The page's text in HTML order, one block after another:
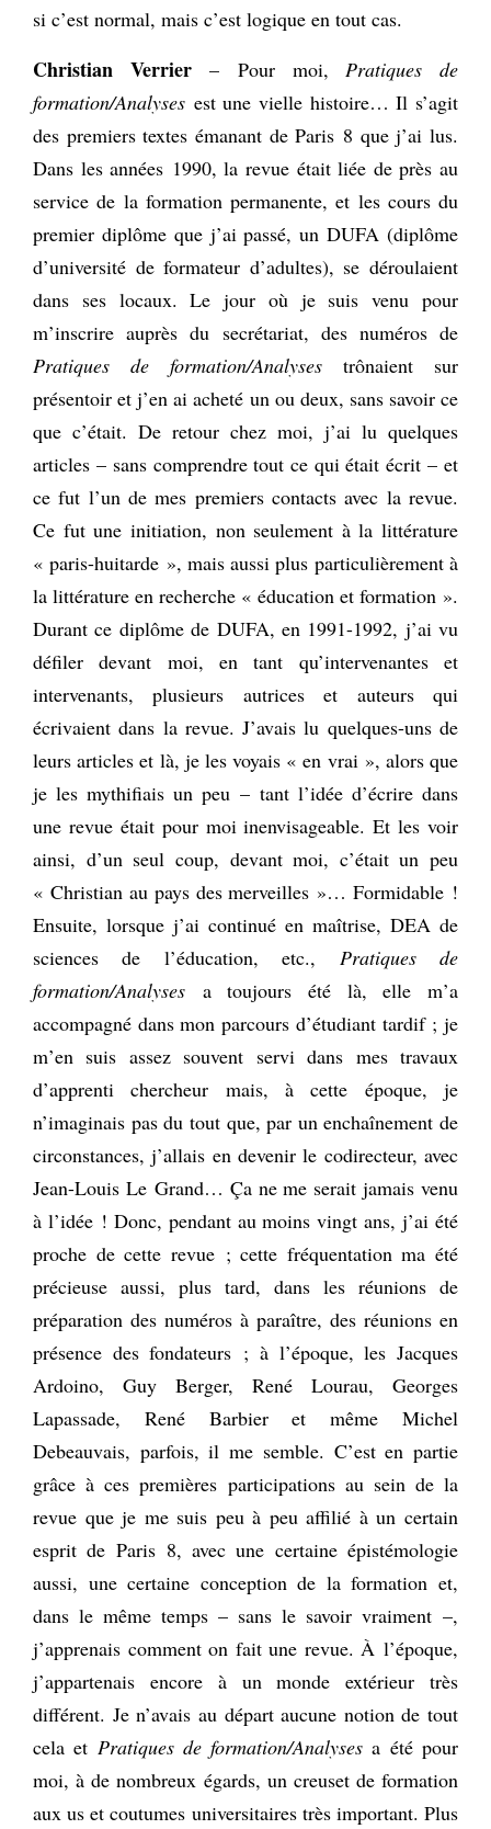
si c’est normal, mais c’est logique en tout cas.
Christian Verrier– Pour moi, Pratiques de
formation/Analyses est une vielle histoire… Il s’agit
des premiers textes émanant de Paris 8 que j’ai lus.
Dans les années 1990, la revue était liée de près au
service de la formation permanente, et les cours du
premier diplôme que j’ai passé, un DUFA (diplôme
d’université de formateur d’adultes), se déroulaient
dans ses locaux. Le jour où je suis venu pour
m’inscrire auprès du secrétariat, des numéros de
Pratiques de formation/Analysestrônaient sur
présentoir et j’en ai acheté un ou deux, sans savoir ce
que c’était. De retour chez moi, j’ai lu quelques
articles – sans comprendre tout ce qui était écrit – et
ce fut l’un de mes premiers contacts avec la revue.
Ce fut une initiation, non seulement à la littérature
« paris-huitarde », mais aussi plus particulièrement à
la littérature en recherche « éducation et formation ».
Durant ce diplôme de DUFA, en 1991-1992, j’ai vu
défiler devant moi, en tant qu’intervenantes et
intervenants, plusieurs autrices et auteurs qui
écrivaient dans la revue. J’avais lu quelques-uns de
leurs articles et là, je les voyais « en vrai », alors que
je les mythifiais un peu – tant l’idée d’écrire dans
une revue était pour moi inenvisageable. Et les voir
ainsi, d’un seul coup, devant moi, c’était un peu
« Christian au pays des merveilles »… Formidable !
Ensuite, lorsque j’ai continué en maîtrise, DEA de
sciences de l’éducation, etc., Pratiques de
formation/Analyses a toujours été là, elle m’a
accompagné dans mon parcours d’étudiant tardif ; je
m’en suis assez souvent servi dans mes travaux
d’apprenti chercheur mais, à cette époque, je
n’imaginais pas du tout que, par un enchaînement de
circonstances, j’allais en devenir le codirecteur, avec
Jean-Louis Le Grand… Ça ne me serait jamais venu
à l’idée ! Donc, pendant au moins vingt ans, j’ai été
proche de cette revue ; cette fréquentation ma été
précieuse aussi, plus tard, dans les réunions de
préparation des numéros à paraître, des réunions en
présence des fondateurs ; à l’époque, les Jacques
Ardoino, Guy Berger, René Lourau, Georges
Lapassade, René Barbier et même Michel
Debeauvais, parfois, il me semble. C’est en partie
grâce à ces premières participations au sein de la
revue que je me suis peu à peu affilié à un certain
esprit de Paris 8, avec une certaine épistémologie
aussi, une certaine conception de la formation et,
dans le même temps – sans le savoir vraiment –,
j’apprenais comment on fait une revue. À l’époque,
j’appartenais encore à un monde extérieur très
différent. Je n’avais au départ aucune notion de tout
cela et Pratiques de formation/Analyses a été pour
moi, à de nombreux égards, un creuset de formation
aux us et coutumes universitaires très important. Plus